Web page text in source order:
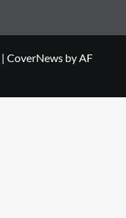
| CoverNews by AF